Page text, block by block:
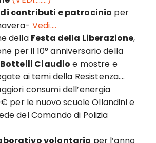
contributi e patrocinio per
Vedi….
della Festa della Liberazione,
per il 10° anniversario della
Bottelli Claudio e mostre e
ai temi della Resistenza….
consumi dell’energia
per le nuovo scuole Ollandini e
del Comando di Polizia